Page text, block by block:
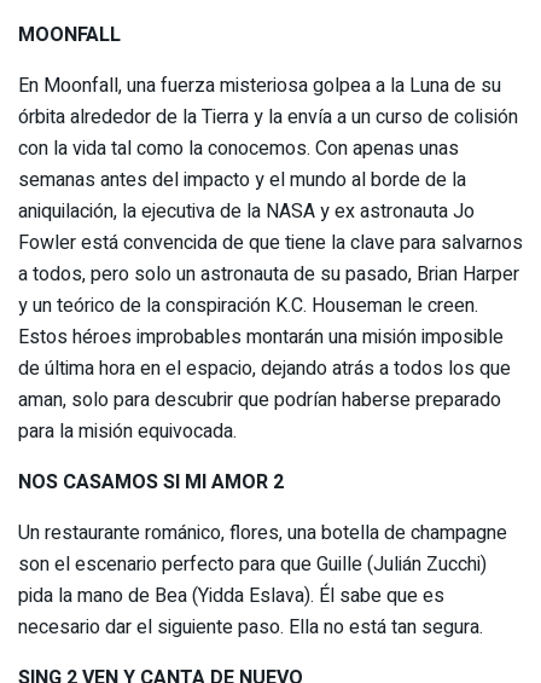
MOONFALL
En Moonfall, una fuerza misteriosa golpea a la Luna de su
órbita alrededor de la Tierra y la envía a un curso de colisión
con la vida tal como la conocemos. Con apenas unas
semanas antes del impacto y el mundo al borde de la
aniquilación, la ejecutiva de la NASA y ex astronauta Jo
Fowler está convencida de que tiene la clave para salvarnos
a todos, pero solo un astronauta de su pasado, Brian Harper
y un teórico de la conspiración K.C. Houseman le creen.
Estos héroes improbables montarán una misión imposible
de última hora en el espacio, dejando atrás a todos los que
aman, solo para descubrir que podrían haberse preparado
para la misión equivocada.
NOS CASAMOS SI MI AMOR 2
Un restaurante románico, flores, una botella de champagne
son el escenario perfecto para que Guille (Julián Zucchi)
pida la mano de Bea (Yidda Eslava). Él sabe que es
necesario dar el siguiente paso. Ella no está tan segura.